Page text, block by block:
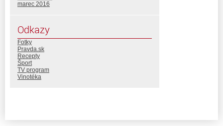
marec 2016
Odkazy
Fotky
Pravda.sk
Recepty
Šport
TV program
Vinotéka